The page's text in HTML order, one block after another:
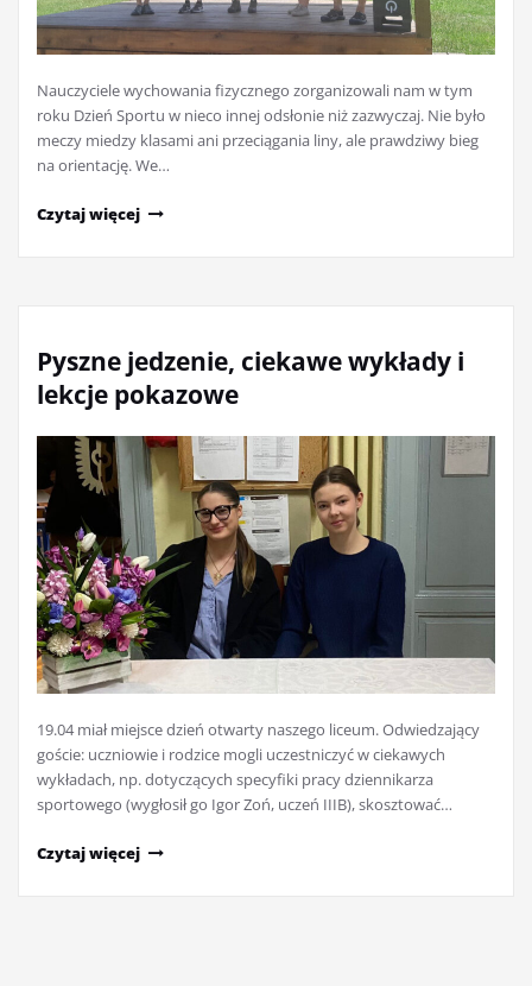
Nauczyciele wychowania fizycznego zorganizowali nam w tym
roku Dzień Sportu w nieco innej odsłonie niż zazwyczaj. Nie było
meczy miedzy klasami ani przeciągania liny, ale prawdziwy bieg
na orientację. We…
Czytaj więcej
Pyszne jedzenie, ciekawe wykłady i
lekcje pokazowe
19.04 miał miejsce dzień otwarty naszego liceum. Odwiedzający
goście: uczniowie i rodzice mogli uczestniczyć w ciekawych
wykładach, np. dotyczących specyfiki pracy dziennikarza
sportowego (wygłosił go Igor Zoń, uczeń IIIB), skosztować…
Czytaj więcej